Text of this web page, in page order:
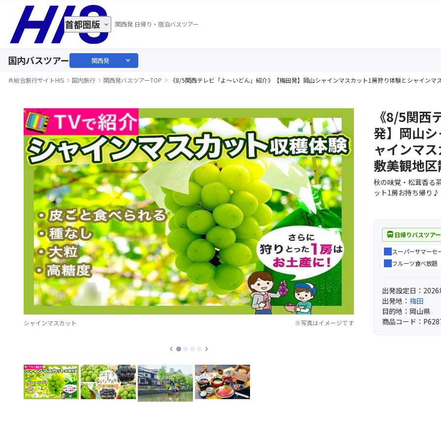
関西発 日帰り・宿泊バスツアー
首都圏版
国内バスツアー 関西発 expand_more
home総合旅行サイトHIS 国内旅行 関西発バスツアーTOP 《8/5関西テレビ「よ～いどん」紹介》【梅田発】岡山シャインマスカット1房狩り体験とシャイン
シャインマスカット ※写真はイメージです
chevron_left chevron_right
《8/5関西
発】岡山
ャインマ
敷美観地
秋の味覚・松茸香る
ット1房お持ち帰り♪
directions_bus 日帰りバスツアー
スーパーサマーセ
フルーツ食べ放題
出発設定日：
出発地： 梅田
目的地：岡山県
商品コード：